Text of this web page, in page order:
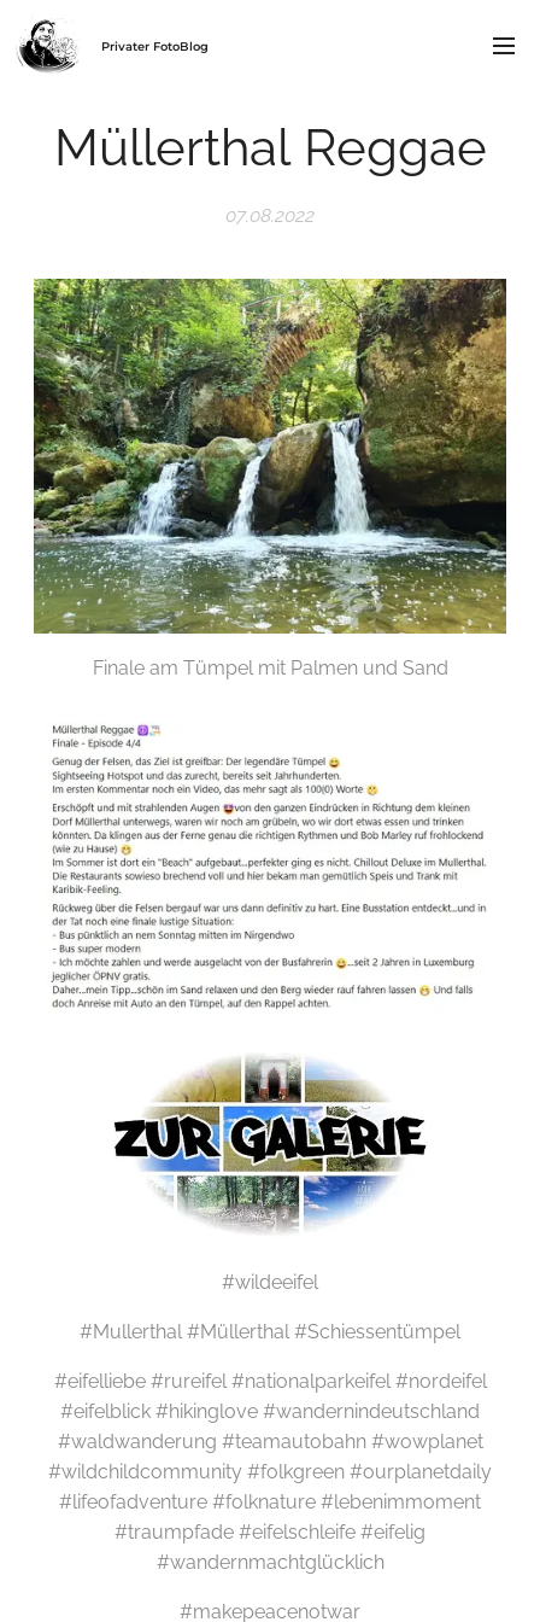
Privater FotoBlog
Müllerthal Reggae
07.08.2022
Finale am Tümpel mit Palmen und Sand
#wildeeifel
#Mullerthal #Müllerthal #Schiessentümpel
#eifelliebe #rureifel #nationalparkeifel #nordeifel
#eifelblick #hikinglove #wandernindeutschland
#waldwanderung #teamautobahn #wowplanet
#wildchildcommunity #folkgreen #ourplanetdaily
#lifeofadventure #folknature #lebenimmoment
#traumpfade #eifelschleife #eifelig
#wandernmachtglücklich
#makepeacenotwar